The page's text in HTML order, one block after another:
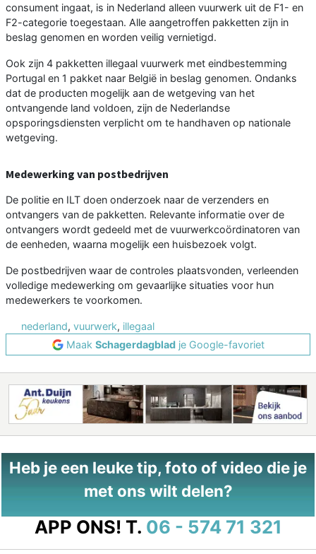
consument ingaat, is in Nederland alleen vuurwerk uit de F1- en
F2-categorie toegestaan. Alle aangetroffen pakketten zijn in
beslag genomen en worden veilig vernietigd.
Ook zijn 4 pakketten illegaal vuurwerk met eindbestemming
Portugal en 1 pakket naar België in beslag genomen. Ondanks
dat de producten mogelijk aan de wetgeving van het
ontvangende land voldoen, zijn de Nederlandse
opsporingsdiensten verplicht om te handhaven op nationale
wetgeving.
Medewerking van postbedrijven
De politie en ILT doen onderzoek naar de verzenders en
ontvangers van de pakketten. Relevante informatie over de
ontvangers wordt gedeeld met de vuurwerkcoördinatoren van
de eenheden, waarna mogelijk een huisbezoek volgt.
De postbedrijven waar de controles plaatsvonden, verleenden
volledige medewerking om gevaarlijke situaties voor hun
medewerkers te voorkomen.
nederland, vuurwerk, illegaal
Maak Schagerdagbladje Google-favoriet
Heb je een leuke tip, foto of video die je
met ons wilt delen?
APP ONS! T. 06 - 574 71 321